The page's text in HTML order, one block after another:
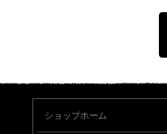
ショップホーム